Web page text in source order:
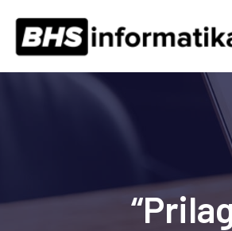
content